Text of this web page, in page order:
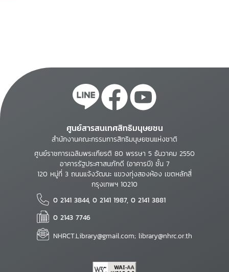
ศูนย์สารสนเทศสิทธิมนุษยชน
สำนักงานคณะกรรมการสิทธิมนุษยชนแห่งชาติ
ศูนย์ราชการเฉลิมพระเกียรติ 80 พรรษา 5 ธันวาคม 2550
อาคารรัฐประศาสนภักดี (อาคารบี) ชั้น 7
120 หมู่ที่ 3 ถนนแจ้งวัฒนะ แขวงทุ่งสองห้อง เขตหลักสี่
กรุงเทพฯ 10210
0 2141 3844, 0 2141 1987, 0 2141 3881
0 2143 7746
NHRCT.Library@gmail.com; library@nhrc.or.th